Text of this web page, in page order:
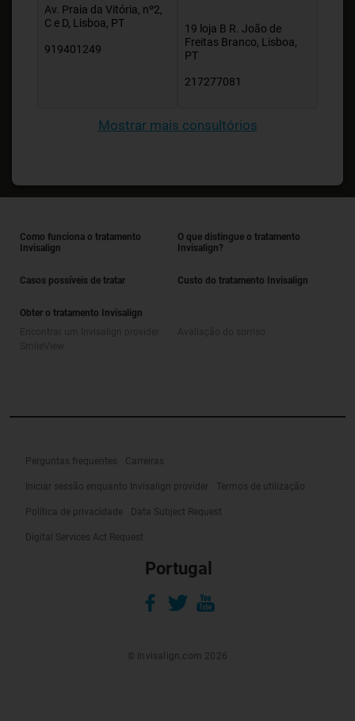
Av. Praia da Vitória, nº2,
C e D, Lisboa, PT
919401249
19 loja B R. João de
Freitas Branco, Lisboa,
PT
217277081
Mostrar mais consultórios
Como funciona o tratamento
Invisalign
O que distingue o tratamento
Invisalign?
Casos possíveis de tratar Custo do tratamento Invisalign
Obter o tratamento Invisalign
Perguntas frequentes Carreiras
Iniciar sessão enquanto Invisalign provider Termos de utilização
Política de privacidade Data Subject Request
Digital Services Act Request
Portugal
© Invisalign.com 2026